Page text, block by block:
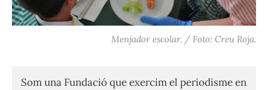
Menjador escolar. / Foto: Creu Roja.
Som una Fundació que exercim el periodisme en